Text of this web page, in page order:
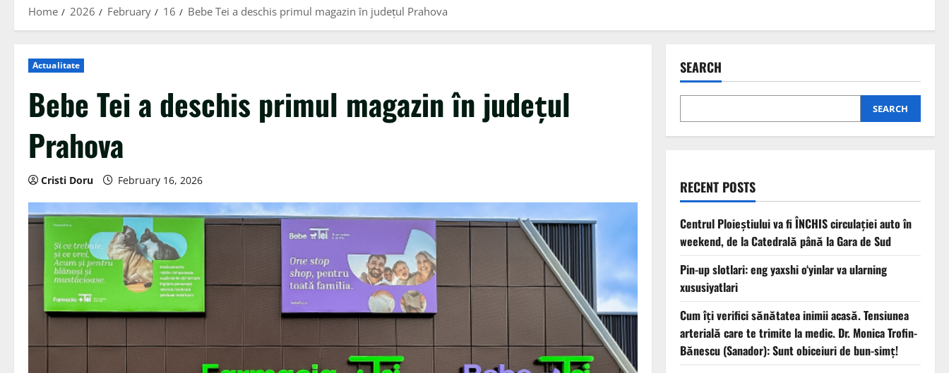
Home 2026 February 16 Bebe Tei a deschis primul magazin în județul Prahova
Actualitate
Bebe Tei a deschis primul magazin în județul
Prahova
Cristi Doru February 16, 2026
SEARCH
SEARCH
RECENT POSTS
Centrul Ploieștiului va fi ÎNCHIS circulației auto în
weekend, de la Catedrală până la Gara de Sud
Pin-up slotlari: eng yaxshi o‘yinlar va ularning
xususiyatlari
Cum îți verifici sănătatea inimii acasă. Tensiunea
arterială care te trimite la medic. Dr. Monica Trofin-
Bănescu (Sanador): Sunt obiceiuri de bun-simț!